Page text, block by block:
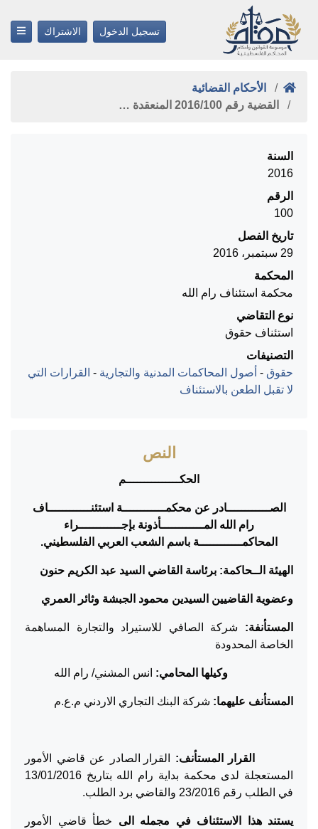
تسجيل الدخول الاشتراك
الأحكام القضائية
القضية رقم ‎100‏/‎2016‏ المنعقدة …
السنة
2016
الرقم
100
تاريخ الفصل
29 سبتمبر، 2016
المحكمة
محكمة استئناف رام الله
نوع التقاضي
استئناف حقوق
التصنيفات
حقوق - أصول المحاكمات المدنية والتجارية - القرارات التي
لا تقبل الطعن بالاستئناف
النص
الحكـــــــــــــــم
الصــــــــــــادر عن محكمــــــــــــة استئنــــــــــــاف
رام الله المــــــــــــأذونة بإجــــــــــــراء
المحاكمــــــــــــة باسم الشعب العربي الفلسطيني.
الهيئة الــحاكمة: برئاسة القاضي السيد عبد الكريم حنون
وعضوية القاضيين السيدين محمود الجبشة وثائر العمري
المستأنفة: شركة الصافي للاستيراد والتجارة المساهمة
الخاصة المحدودة
وكيلها المحامي: انس المشني/ رام الله
المستأنف عليهما: شركة البنك التجاري الاردني م.ع.م
القرار المستأنف:
القرار الصادر عن قاضي الأمور
المستعجلة لدى محكمة بداية رام الله بتاريخ 13/01/2016
في الطلب رقم 23/2016 والقاضي برد الطلب.
يستند هذا الاستئناف في مجمله الى خطأ قاضي الأمور